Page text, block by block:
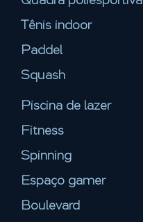
Tênis indoor
Paddel
Squash
Piscina de lazer
Fitness
Spinning
Espaço gamer
Boulevard